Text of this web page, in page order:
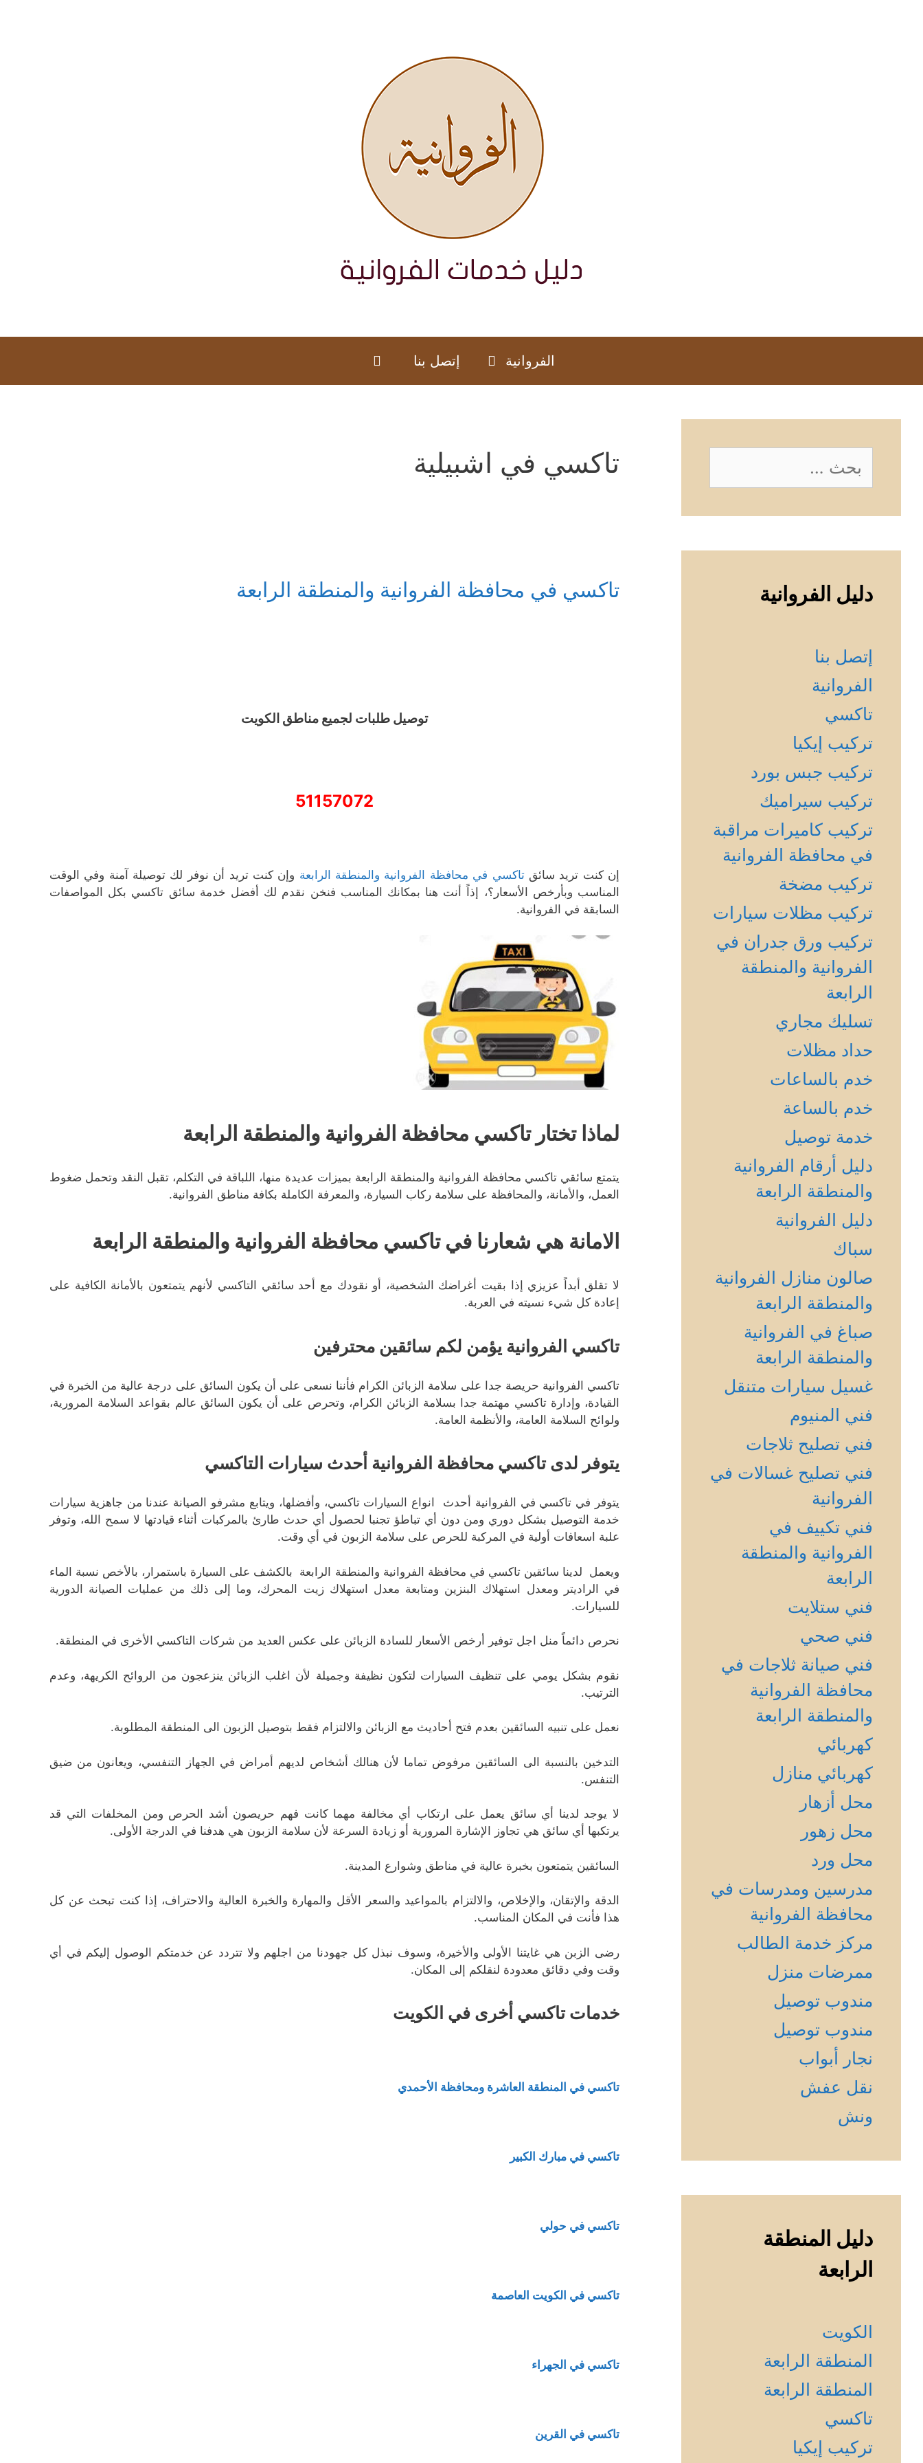
الفروانية إتصل بنا
تاكسي في اشبيلية
تاكسي في محافظة الفروانية والمنطقة الرابعة
توصيل طلبات لجميع مناطق الكويت
51157072
إن كنت تريد سائق تاكسي في محافظة الفروانية والمنطقة الرابعة وإن كنت تريد أن نوفر لك توصيلة آمنة وفي الوقت
المناسب وبأرخص الأسعار؟، إذاً أنت هنا بمكانك المناسب فنخن نقدم لك أفضل خدمة سائق تاكسي بكل المواصفات
السابقة في الفروانية.
لماذا تختار تاكسي محافظة الفروانية والمنطقة الرابعة
يتمتع سائقي تاكسي محافظة الفروانية والمنطقة الرابعة بميزات عديدة منها، اللباقة في التكلم، تقبل النقد وتحمل ضغوط
العمل، والأمانة، والمحافظة على سلامة ركاب السيارة، والمعرفة الكاملة بكافة مناطق الفروانية.
الامانة هي شعارنا في تاكسي محافظة الفروانية والمنطقة الرابعة
لا تقلق أبداً عزيزي إذا بقيت أغراضك الشخصية، أو نقودك مع أحد سائقي التاكسي لأنهم يتمتعون بالأمانة الكافية على
إعادة كل شيء نسيته في العربة.
تاكسي الفروانية يؤمن لكم سائقين محترفين
تاكسي الفروانية حريصة جدا على سلامة الزبائن الكرام فأننا نسعى على أن يكون السائق على درجة عالية من الخبرة في
القيادة، وإدارة تاكسي مهتمة جدا بسلامة الزبائن الكرام، وتحرص على أن يكون السائق عالم بقواعد السلامة المرورية،
ولوائح السلامة العامة، والأنظمة العامة.
يتوفر لدى تاكسي محافظة الفروانية أحدث سيارات التاكسي
يتوفر في تاكسي في الفروانية أحدث انواع السيارات تاكسي، وأفضلها، ويتابع مشرفو الصيانة عندنا من جاهزية سيارات
خدمة التوصيل بشكل دوري ومن دون أي تباطؤ تجنبا لحصول أي حدث طارئ بالمركبات أثناء قيادتها لا سمح الله، وتوفر
علبة اسعافات أولية في المركبة للحرص على سلامة الزبون في أي وقت.
ويعمل لدينا سائقين تاكسي في محافظة الفروانية والمنطقة الرابعة بالكشف على السيارة باستمرار، بالأخص نسبة الماء
في الراديتر ومعدل استهلاك البنزين ومتابعة معدل استهلاك زيت المحرك، وما إلى ذلك من عمليات الصيانة الدورية
للسيارات.
نحرص دائماً منل اجل توفير أرخص الأسعار للسادة الزبائن على عكس العديد من شركات التاكسي الأخرى في المنطقة.
نقوم بشكل يومي على تنظيف السيارات لتكون نظيفة وجميلة لأن اغلب الزبائن ينزعجون من الروائح الكريهة، وعدم
الترتيب.
نعمل على تنبيه السائقين بعدم فتح أحاديث مع الزبائن والالتزام فقط بتوصيل الزبون الى المنطقة المطلوبة.
التدخين بالنسبة الى السائقين مرفوض تماما لأن هنالك أشخاص لديهم أمراض في الجهاز التنفسي، ويعانون من ضيق
التنفس.
لا يوجد لدينا أي سائق يعمل على ارتكاب أي مخالفة مهما كانت فهم حريصون أشد الحرص ومن المخلفات التي قد
يرتكبها أي سائق هي تجاوز الإشارة المرورية أو زيادة السرعة لأن سلامة الزبون هي هدفنا في الدرجة الأولى.
السائقين يتمتعون بخبرة عالية في مناطق وشوارع المدينة.
الدقة والإتقان، والإخلاص، والالتزام بالمواعيد والسعر الأقل والمهارة والخبرة العالية والاحتراف، إذا كنت تبحث عن كل
هذا فأنت في المكان المناسب.
رضى الزبن هي غايتنا الأولى والأخيرة، وسوف نبذل كل جهودنا من اجلهم ولا تتردد عن خدمتكم الوصول إليكم في أي
وقت وفي دقائق معدودة لنقلكم إلى المكان.
خدمات تاكسي أخرى في الكويت
تاكسي في المنطقة العاشرة ومحافظة الأحمدي
تاكسي في مبارك الكبير
تاكسي في حولي
تاكسي في الكويت العاصمة
تاكسي في الجهراء
تاكسي في القرين
البحث
عن:
دليل الفروانية
إتصل بنا
الفروانية
تاكسي
تركيب إيكيا
تركيب جبس بورد
تركيب سيراميك
تركيب كاميرات مراقبة
في محافظة الفروانية
تركيب مضخة
تركيب مظلات سيارات
تركيب ورق جدران في
الفروانية والمنطقة
الرابعة
تسليك مجاري
حداد مظلات
خدم بالساعات
خدم بالساعة
خدمة توصيل
دليل أرقام الفروانية
والمنطقة الرابعة
دليل الفروانية
سباك
صالون منازل الفروانية
والمنطقة الرابعة
صباغ في الفروانية
والمنطقة الرابعة
غسيل سيارات متنقل
فني المنيوم
فني تصليح ثلاجات
فني تصليح غسالات في
الفروانية
فني تكييف في
الفروانية والمنطقة
الرابعة
فني ستلايت
فني صحي
فني صيانة ثلاجات في
محافظة الفروانية
والمنطقة الرابعة
كهربائي
كهربائي منازل
محل أزهار
محل زهور
محل ورد
مدرسين ومدرسات في
محافظة الفروانية
مركز خدمة الطالب
ممرضات منزل
مندوب توصيل
مندوب توصيل
نجار أبواب
نقل عفش
ونش
دليل المنطقة
الرابعة
الكويت
المنطقة الرابعة
المنطقة الرابعة
تاكسي
تركيب إيكيا